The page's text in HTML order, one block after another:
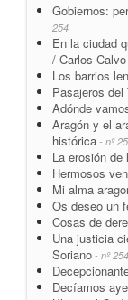
Gobiernos:
254
En la ciudad
/ Carlos Calvo
Los barrios
Pasajeros
Adónde
Aragón y el
histórica - nº
La erosión
Hermosos
Mi alma
Os deseo un
Cosas de
Una justicia
Soriano - nº 254
Decíamos